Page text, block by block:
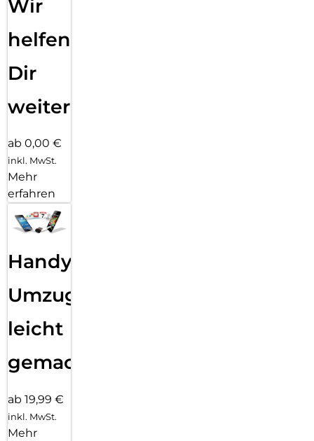
Wir
helfen
Dir
weiter
ab 0,00 €
inkl. MwSt.
Mehr
erfahren
Handy
Umzug
leicht
gemacht!
ab 19,99 €
inkl. MwSt.
Mehr